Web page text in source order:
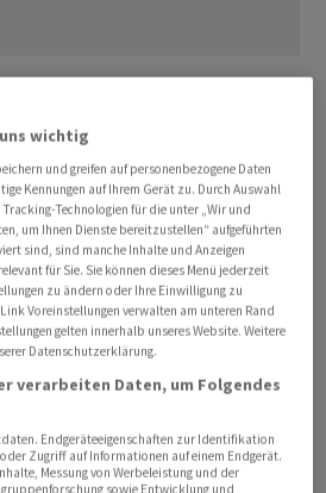
ein kräftiger Anstieg bei
Motorradgeschäft: Der Absatz
um 125 Prozent auf 40'332
im Motorradsegment legte sogar
Millionen Euro zu.
es dem an der SIX kotierten
die Rückkehr in die
EBITDA belief sich auf 5,5
Minus von 55,8 Millionen im
EBIT resultierte noch immer ein
Euro nach minus 91,6 Millionen.
wichtig
und greifen auf personenbezogene Daten
Kennungen auf Ihrem Gerät zu. Durch Auswahl
Technologien für die unter „Wir und
um Ihnen Dienste bereitzustellen“ aufgeführten
sind, sind manche Inhalte und Anzeigen
für Sie. Sie können dieses Menü jederzeit
zu ändern oder Ihre Einwilligung zu
Voreinstellungen verwalten am unteren Rand
gelten innerhalb unseres Website. Weitere
Datenschutzerklärung.
verarbeiten Daten, um Folgendes
Endgeräteeigenschaften zur Identifikation
Zugriff auf Informationen auf einem Endgerät.
Messung von Werbeleistung und der
sowie Entwicklung und